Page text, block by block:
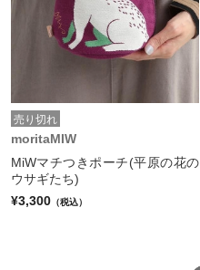
売り切れ
moritaMIW
MiWマチつきポーチ(平原の花の
ウサギたち)
¥3,300 （税込）